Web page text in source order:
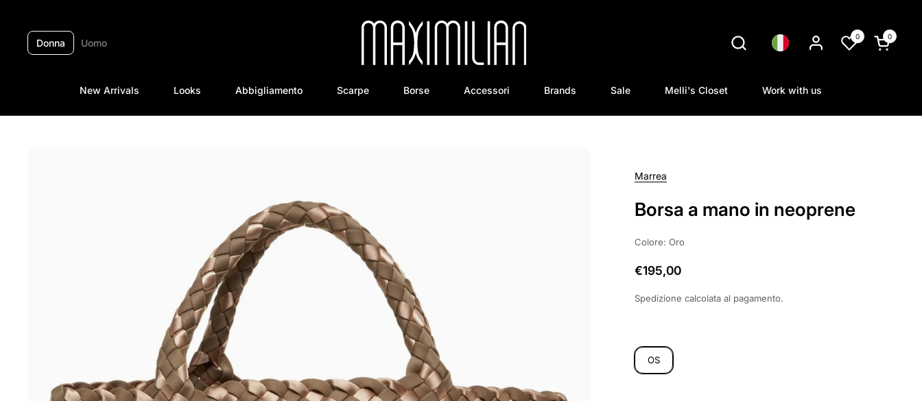
Donna Uomo Lingua 0
Apri
0
New Arrivals Looks Abbigliamento Scarpe Borse Accessori Brands Sale Melli's Closet Work with us
Marrea
Borsa a mano in neoprene
Colore: Oro
€195,00
Spedizione calcolata al pagamento.
OS